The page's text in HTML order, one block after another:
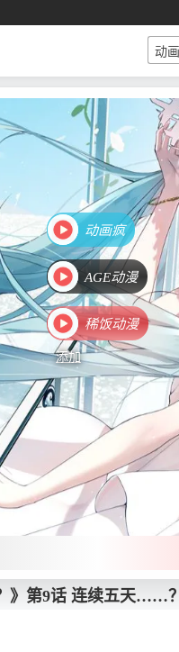
动画疯
AGE动漫
稀饭动漫
添加
》第9话 连续五天……？